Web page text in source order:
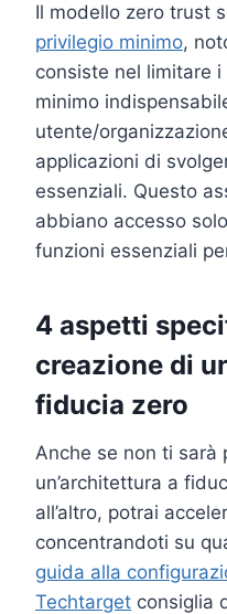
Il modello zero trust
privilegio minimo,
consiste nel limitare
minimo
utente/
applicazioni di
essenziali. Questo
abbiano accesso
funzioni essenziali
4 aspetti
creazione di
fiducia zero
Anche se non ti sarà
un’architettura a
all’altro, potrai
concentrandoti su
guida alla
Techtarget consiglia